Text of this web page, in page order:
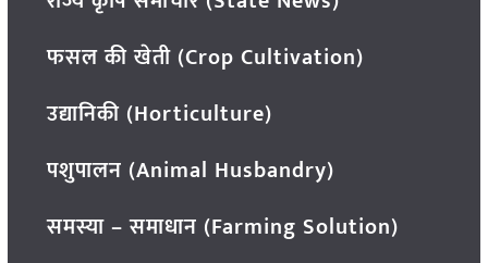
फसल की खेती (Crop Cultivation)
उद्यानिकी (Horticulture)
पशुपालन (Animal Husbandry)
समस्या – समाधान (Farming Solution)